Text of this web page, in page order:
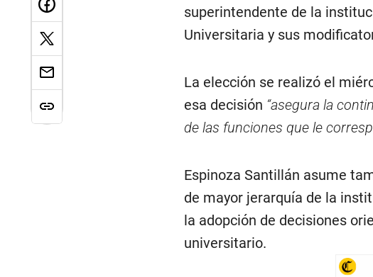
superintendente de la
Universitaria y sus
La elección se realizó el
esa decisión “asegura la
de las funciones que le
Espinoza Santillán asume
de mayor jerarquía de la
la adopción de decisiones
universitario.